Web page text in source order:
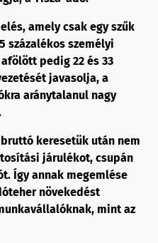
amely csak egy szűk
százalékos személyi
pedig 22 és 33
javasolja, a
aránytalanul nagy
keresetük után nem
járulékot, csupán
Így annak megemlése
növekedést
mint az